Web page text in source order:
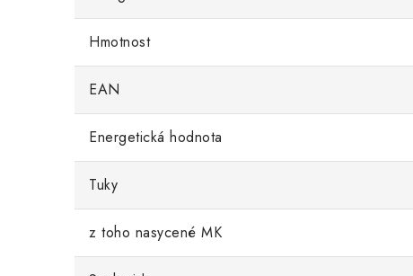
Hmotnost
EAN
Energetická hodnota
Tuky
z toho nasycené MK